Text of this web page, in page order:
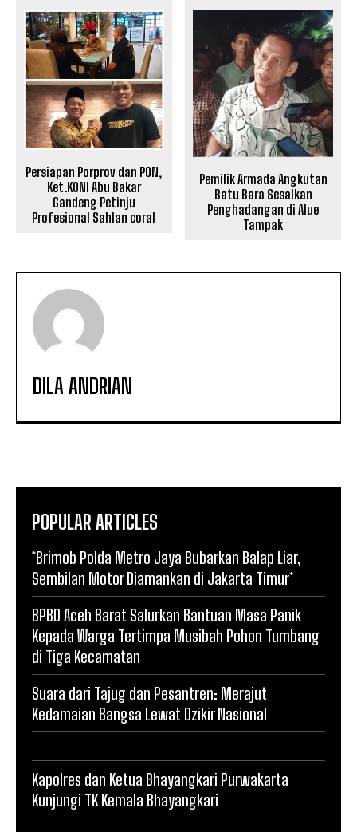
Persiapan Porprov dan PON,
Ket.KONI Abu Bakar
Gandeng Petinju
Profesional Sahlan coral
Pemilik Armada Angkutan
Batu Bara Sesalkan
Penghadangan di Alue
Tampak
DILA ANDRIAN
POPULAR ARTICLES
*Brimob Polda Metro Jaya Bubarkan Balap Liar,
Sembilan Motor Diamankan di Jakarta Timur*
BPBD Aceh Barat Salurkan Bantuan Masa Panik
Kepada Warga Tertimpa Musibah Pohon Tumbang
di Tiga Kecamatan
Suara dari Tajug dan Pesantren: Merajut
Kedamaian Bangsa Lewat Dzikir Nasional
Kapolres dan Ketua Bhayangkari Purwakarta
Kunjungi TK Kemala Bhayangkari